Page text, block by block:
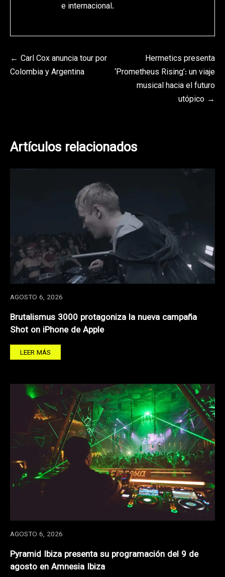
e internacional.
Navegación
de
Carl Cox anuncia tour por
Colombia y Argentina
Hermetics presenta
‘Prometheus Rising’: un viaje
musical hacia el futuro
utópico
Artículos relacionados
AGOSTO 6, 2026
Brutalismus 3000 protagoniza la nueva campaña
Shot on iPhone de Apple
LEER MÁS
AGOSTO 6, 2026
Pyramid Ibiza presenta su programación del 9 de
agosto en Amnesia Ibiza